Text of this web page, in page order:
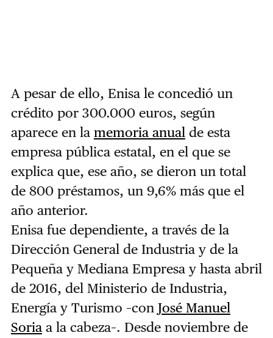
A pesar de ello, Enisa le concedió un
crédito por 300.000 euros, según
aparece en la memoria anualde esta
empresa pública estatal, en el que se
explica que, ese año, se dieron un total
de 800 préstamos, un 9,6% más que el
año anterior.
Enisa fue dependiente, a través de la
Dirección General de Industria y de la
Pequeña y Mediana Empresa y hasta abril
de 2016, del Ministerio de Industria,
Energía y Turismo –con José Manuel
Soriaa la cabeza–. Desde noviembre de